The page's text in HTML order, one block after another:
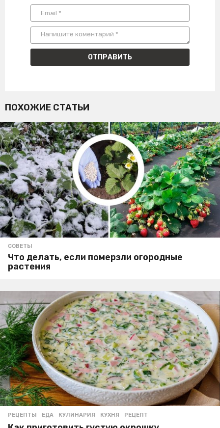
ПОХОЖИЕ СТАТЬИ
СОВЕТЫ
Что делать, если померзли огородные
растения
РЕЦЕПТЫ ЕДА ,КУЛИНАРИЯ ,КУХНЯ ,РЕЦЕПТ